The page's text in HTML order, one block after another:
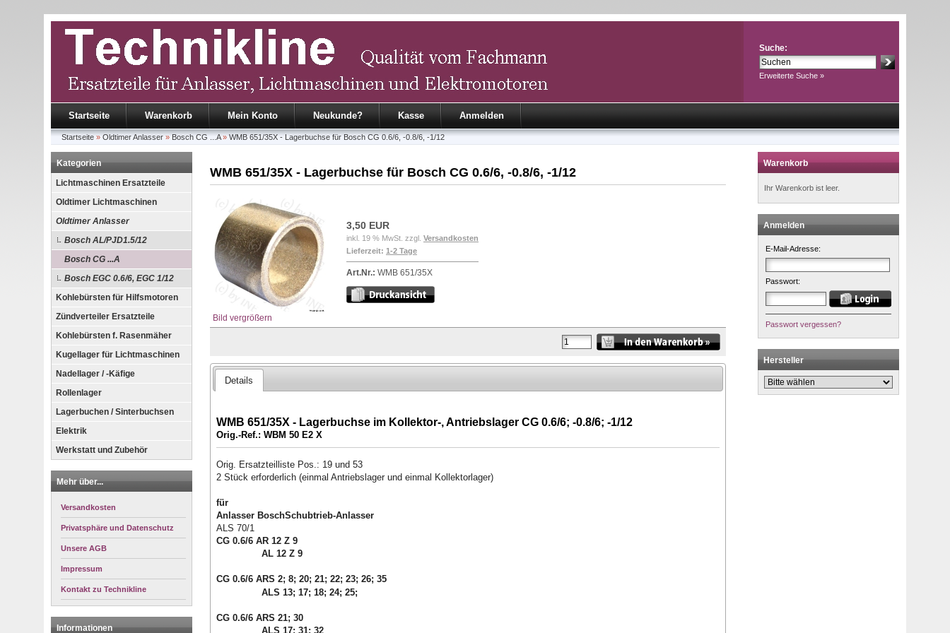
Suche:
Erweiterte Suche »
Startseite Warenkorb Mein Konto Neukunde? Kasse Anmelden
Startseite » Oldtimer Anlasser » Bosch CG ...A» WMB 651/35X - Lagerbuchse für Bosch CG 0.6/6, -0.8/6, -1/12
Kategorien
Lichtmaschinen Ersatzteile
Oldtimer Lichtmaschinen
Oldtimer Anlasser
Bosch AL/PJD1.5/12
Bosch CG ...A
Bosch EGC 0.6/6, EGC 1/12
Kohlebürsten für Hilfsmotoren
Zündverteiler Ersatzteile
Kohlebürsten f. Rasenmäher
Kugellager für Lichtmaschinen
Nadellager / -Käfige
Rollenlager
Lagerbuchen / Sinterbuchsen
Elektrik
Werkstatt und Zubehör
Mehr über...
Versandkosten
Privatsphäre und Datenschutz
Unsere AGB
Impressum
Kontakt zu Technikline
Informationen
WMB 651/35X - Lagerbuchse für Bosch CG 0.6/6, -0.8/6, -1/12
Bild vergrößern
3,50 EUR
inkl. 19 % MwSt. zzgl. Versandkosten
Lieferzeit: 1-2 Tage
Art.Nr.: WMB 651/35X
Details
WMB 651/35X - Lagerbuchse im Kollektor-, Antriebslager CG 0.6/6; -0.8/6; -1/12
Orig.-Ref.: WBM 50 E2 X
Orig. Ersatzteilliste Pos.: 19 und 53
2 Stück erforderlich (einmal Antriebslager und einmal Kollektorlager)
für
Anlasser BoschSchubtrieb-Anlasser
ALS 70/1
CG 0.6/6 AR 12 Z 9
AL 12 Z 9
CG 0.6/6 ARS 2; 8; 20; 21; 22; 23; 26; 35
ALS 13; 17; 18; 24; 25;
CG 0.6/6 ARS 21; 30
ALS 17; 31; 32
Warenkorb
Ihr Warenkorb ist leer.
Anmelden
E-Mail-Adresse:
Passwort:
Passwort vergessen?
Hersteller